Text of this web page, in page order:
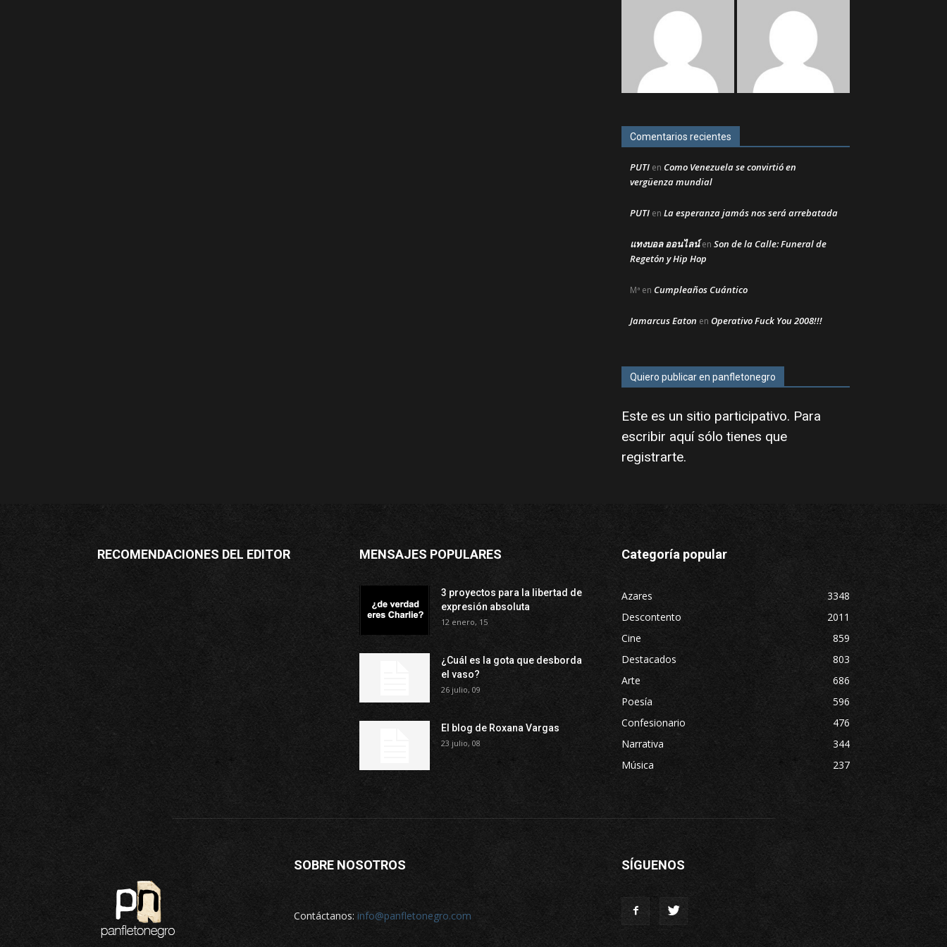
Comentarios recientes
PUTI en Como Venezuela se convirtió en
vergüenza mundial
PUTI en La esperanza jamás nos será arrebatada
แทงบอล ออนไลน์en Son de la Calle: Funeral de
Regetón y Hip Hop
Mª en Cumpleaños Cuántico
Jamarcus Eaton en Operativo Fuck You 2008!!!
Quiero publicar en panfletonegro
Este es un sitio participativo. Para
escribir aquí sólo tienes que
registrarte.
RECOMENDACIONES DEL EDITOR MENSAJES POPULARES
3 proyectos para la libertad de
expresión absoluta
12 enero, 15
¿Cuál es la gota que desborda
el vaso?
26 julio, 09
El blog de Roxana Vargas
23 julio, 08
Categoría popular
Azares
3348
Descontento
2011
Cine
859
Destacados
803
Arte
686
Poesía
596
Confesionario
476
Narrativa
344
Música
237
SOBRE NOSOTROS
Contáctanos: info@panfletonegro.com
SÍGUENOS